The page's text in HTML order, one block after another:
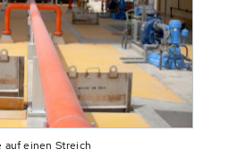
auf einen Streich